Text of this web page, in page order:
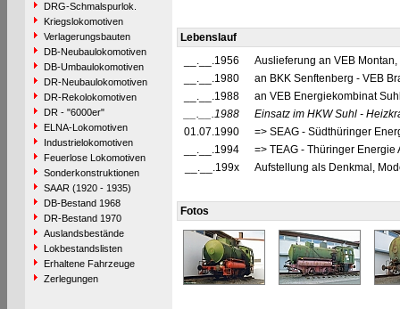
DRG-Schmalspurlok.
Kriegslokomotiven
Verlagerungsbauten
DB-Neubaulokomotiven
DB-Umbaulokomotiven
DR-Neubaulokomotiven
DR-Rekolokomotiven
DR - "6000er"
ELNA-Lokomotiven
Industrielokomotiven
Feuerlose Lokomotiven
Sonderkonstruktionen
SAAR (1920 - 1935)
DB-Bestand 1968
DR-Bestand 1970
Auslandsbestände
Lokbestandslisten
Erhaltene Fahrzeuge
Zerlegungen
Lebenslauf
__.__.1956
Auslieferung an VEB
__.__.1980
an BKK Senftenberg - VEB
__.__.1988
an VEB Energiekombinat
__.__.1988
Einsatz im HKW Suhl -
01.07.1990
=> SEAG - Südthüringer
__.__.1994
=> TEAG - Thüringer Energie
__.__.199x
Aufstellung als Denkmal,
Fotos